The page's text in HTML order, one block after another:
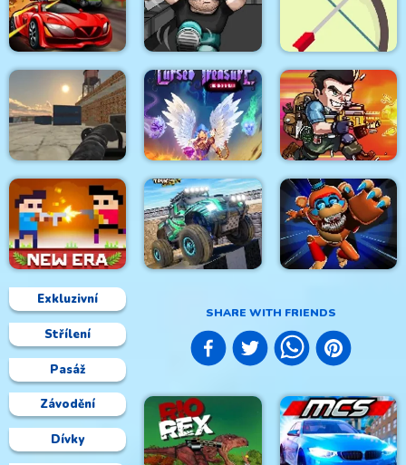
Exkluzivní
Střílení
Pasáž
Závodění
Dívky
SHARE WITH FRIENDS
Police Bike Stunt
Race Game
Crazy Car Stunt Car
Games
Super Stickman
Spy Car Go Repo Targets Attack
Masked Forces
Unlimited
Cursed Treasure 1.5 Metal Black Wars
Castel Wars New Era
4x4 Monster Truck
Driving 3d
Playtime Horror
Monster Ground